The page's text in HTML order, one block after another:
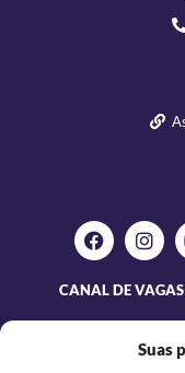
Suas
CANAL DE